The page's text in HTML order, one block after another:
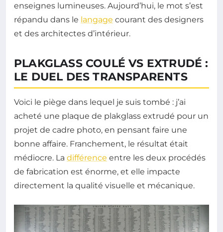
enseignes lumineuses. Aujourd’hui, le mot s’est
répandu dans le langage courant des designers
et des architectes d’intérieur.
PLAKGLASS COULÉ VS EXTRUDÉ :
LE DUEL DES TRANSPARENTS
Voici le piège dans lequel je suis tombé : j’ai
acheté une plaque de plakglass extrudé pour un
projet de cadre photo, en pensant faire une
bonne affaire. Franchement, le résultat était
médiocre. La différence entre les deux procédés
de fabrication est énorme, et elle impacte
directement la qualité visuelle et mécanique.